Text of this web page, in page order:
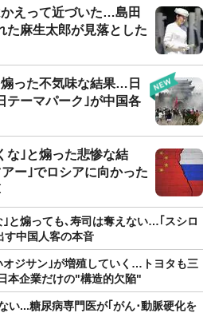
えって近づいた…島田
た麻生太郎が見落とした
った不気味な結果…日
テーマパーク｣が中国各
な｣と煽った悲惨な結
ー｣でロシアに向かった
と煽っても､寿司は奪えない…｢スシロ
す中国人客の本音
オジサン｣が増殖していく…トヨタも三
本企業だけの"構造的欠陥"
い...糖尿病専門医が｢がん･動脈硬化を